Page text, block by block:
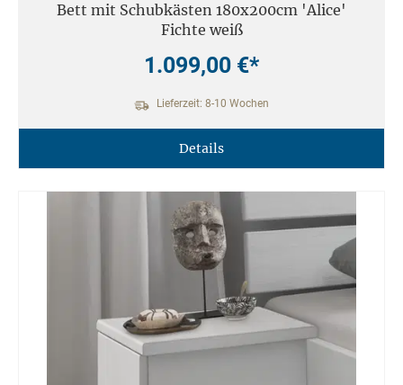
Bett mit Schubkästen 180x200cm 'Alice'
Fichte weiß
1.099,00 €*
Lieferzeit: 8-10 Wochen
Details